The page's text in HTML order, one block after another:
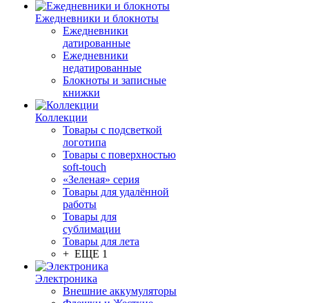
Ежедневники и блокноты
Ежедневники
датированные
Ежедневники
недатированные
Блокноты и записные
книжки
Коллекции
Товары с подсветкой
логотипа
Товары с поверхностью
soft-touch
«Зеленая» серия
Товары для удалённой
работы
Товары для
сублимации
Товары для лета
+ ЕЩЕ 1
Электроника
Внешние аккумуляторы